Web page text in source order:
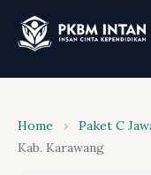
Home › Paket C
Kab. Karawang